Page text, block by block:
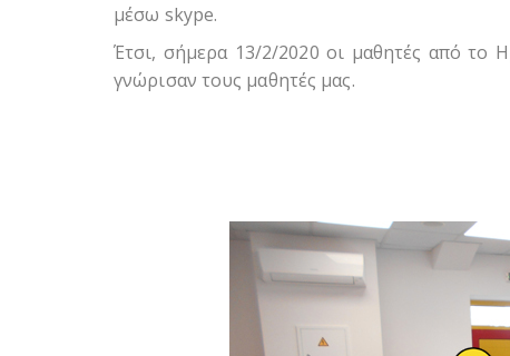
μέσω skype.
Έτσι, σήμερα 13/2/2020 οι μαθητές από το
γνώρισαν τους μαθητές μας.